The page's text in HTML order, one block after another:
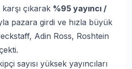
çıkarak %95 yayıncı /
pazara girdi ve hızla büyük
Adin Ross, Roshtein
sayısı yüksek yayıncıları